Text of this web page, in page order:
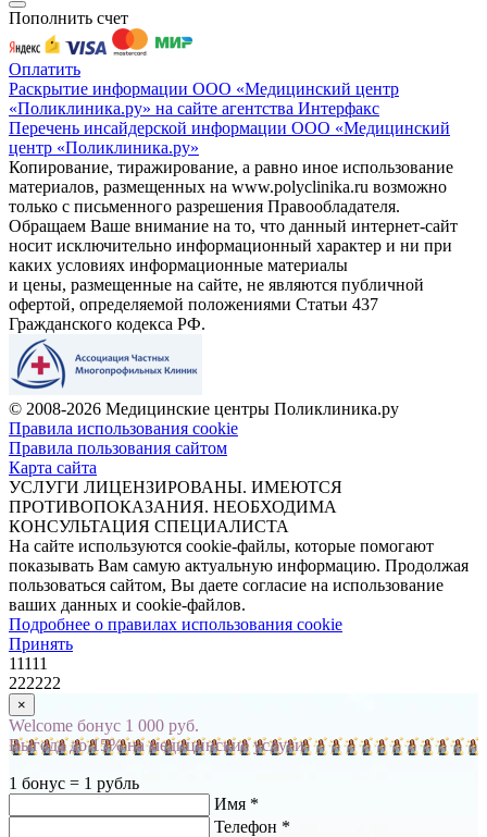
Пополнить счет
Оплатить
Раскрытие информации ООО «Медицинский центр
«Поликлиника.ру» на сайте агентства Интерфакс
Перечень инсайдерской информации ООО «Медицинский
центр «Поликлиника.ру»
Копирование, тиражирование, а равно иное использование
материалов, размещенных на www.polyclinika.ru возможно
только с письменного разрешения Правообладателя.
Обращаем Ваше внимание на то, что данный интернет-сайт
носит исключительно информационный характер и ни при
каких условиях информационные материалы
и цены, размещенные на сайте, не являются публичной
офертой, определяемой положениями Статьи 437
Гражданского кодекса РФ.
© 2008-2026 Медицинские центры Поликлиника.ру
Правила использования cookie
Правила пользования сайтом
Карта сайта
УСЛУГИ ЛИЦЕНЗИРОВАНЫ. ИМЕЮТСЯ
ПРОТИВОПОКАЗАНИЯ. НЕОБХОДИМА
КОНСУЛЬТАЦИЯ СПЕЦИАЛИСТА
На сайте используются cookie-файлы, которые помогают
показывать Вам самую актуальную информацию. Продолжая
пользоваться сайтом, Вы даете согласие на использование
ваших данных и cookie-файлов.
Подробнее о правилах использования cookie
Принять
11111
222222
×
Welcome бонус 1 000 руб.
Выгода до 15% на медицинские услуги
1 бонус = 1 рубль
Имя *
Телефон *